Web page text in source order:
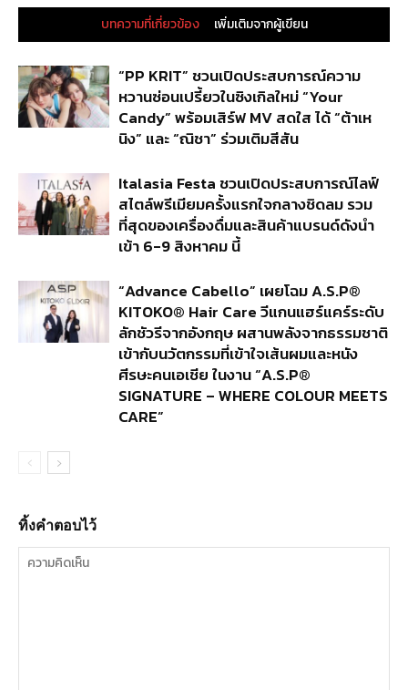
บทความที่เกี่ยวข้อง เพิ่มเติมจากผู้เขียน
“PP KRIT” ชวนเปิดประสบการณ์ความ
หวานซ่อนเปรี้ยวในซิงเกิลใหม่ “Your
Candy” พร้อมเสิร์ฟ MV สดใส ได้ “ต้าเห
นิง” และ “ณิชา” ร่วมเติมสีสัน
Italasia Festa ชวนเปิดประสบการณ์ไลฟ์
สไตล์พรีเมียมครั้งแรกใจกลางชิดลม รวม
ที่สุดของเครื่องดื่มและสินค้าแบรนด์ดังนำ
เข้า 6-9 สิงหาคม นี้
“Advance Cabello” เผยโฉม A.S.P®
KITOKO® Hair Care วีแกนแฮร์แคร์ระดับ
ลักชัวรีจากอังกฤษ ผสานพลังจากธรรมชาติ
เข้ากับนวัตกรรมที่เข้าใจเส้นผมและหนัง
ศีรษะคนเอเชีย ในงาน “A.S.P®
SIGNATURE – WHERE COLOUR MEETS
CARE”
ทิ้งคำตอบไว้